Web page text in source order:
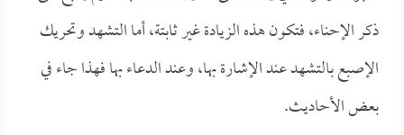
ذكر الإحناء، فتكون هذه الزيادة غير ثابتة، أما التشهد وتحريك
الإصبع بالتشهد عند الإشارة بها، وعند الدعاء بها فهذا جاء في
بعض الأحاديث.